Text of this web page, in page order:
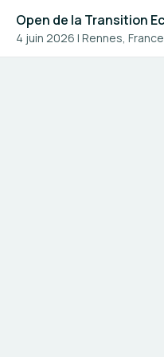
4 juin 2026 | Rennes, France